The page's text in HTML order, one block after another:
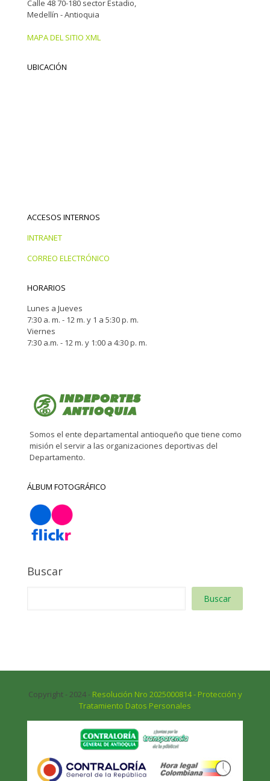
Calle 48 70-180 sector Estadio,
Medellín - Antioquia
MAPA DEL SITIO XML
UBICACIÓN
ACCESOS INTERNOS
INTRANET
CORREO ELECTRÓNICO
HORARIOS
Lunes a Jueves
7:30 a. m. - 12 m. y 1 a 5:30 p. m.
Viernes
7:30 a.m. - 12 m. y 1:00 a 4:30 p. m.
Somos el ente departamental antioqueño que tiene como
misión el servir a las organizaciones deportivas del
Departamento.
ÁLBUM FOTOGRÁFICO
Buscar
Buscar
Copyright - 2024 - Resolución Nro 2025000814 - Protección y
Tratamiento Datos Personales